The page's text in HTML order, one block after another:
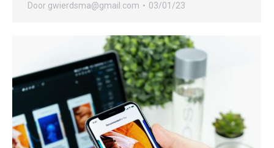
Door gwierdsma@gmail.com 03/01/23